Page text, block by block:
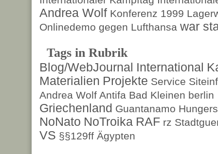
Andrea Wolf Konferenz 1999
Onlinedemo gegen Lufthansa war
Tags in Rubrik
Blog/WebJournal International
Materialien Projekte Service
Andrea Wolf Antifa Bad Kleinen berlin
Griechenland Guantanamo
NoNato NoTroika RAF rz
VS §§129ff Ägypten